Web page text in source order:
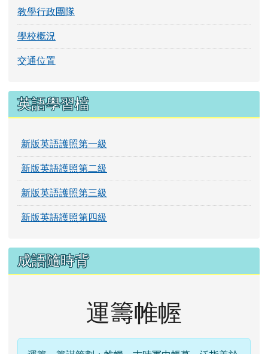
教學行政團隊
學校概況
交通位置
英語學習檔
新版英語護照第一級
新版英語護照第二級
新版英語護照第三級
新版英語護照第四級
成語隨時背
運籌帷幄